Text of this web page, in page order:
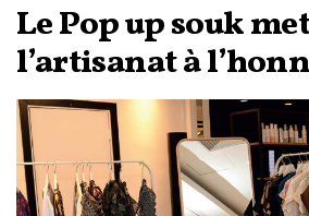
Le Pop up souk
l’artisanat à